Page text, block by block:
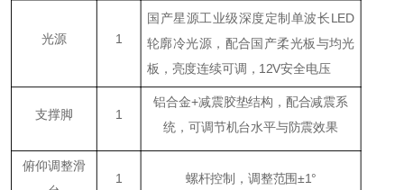
光源 1
国产星源工业级深度定制单波长LED
轮廓冷光源，配合国产柔光板与均光
板，亮度连续可调，12V安全电压
支撑脚 1
铝合金+减震胶垫结构，配合减震系
统，可调节机台水平与防震效果
俯仰调整滑
1 螺杆控制，调整范围±1°